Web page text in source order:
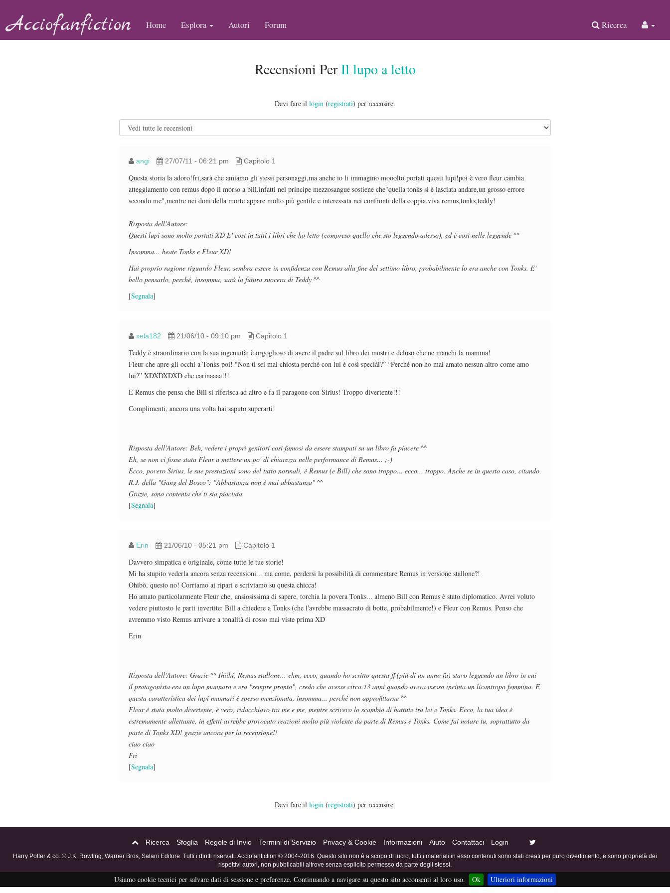
Acciofanfiction Home Esplora Autori Forum Ricerca
Recensioni PerIl lupo a letto
Devi fare il login (registrati) per recensire.
angi 27/07/11 - 06:21 pm Capitolo 1
Questa storia la adoro!fri,sarà che amiamo gli stessi personaggi,ma anche io li immagino mooolto portati questi lupi!poi è vero fleur cambia
atteggiamento con remus dopo il morso a bill.infatti nel principe mezzosangue sostiene che"quella tonks si è lasciata andare,un grosso errore
secondo me",mentre nei doni della morte appare molto più gentile e interessata nei confronti della coppia.viva remus,tonks,teddy!
Risposta dell'Autore:
Questi lupi sono molto portati XD E' così in tutti i libri che ho letto (compreso quello che sto leggendo adesso), ed è così nelle leggende ^^
Insomma... beate Tonks e Fleur XD!
Hai proprio ragione riguardo Fleur, sembra essere in confidenza con Remus alla fine del settimo libro, probabilmente lo era anche con Tonks. E'
bello pensarlo, perché, insomma, sarà la futura suocera di Teddy ^^
[Segnala]
xela182 21/06/10 - 09:10 pm Capitolo 1
Teddy è straordinario con la sua ingenuità; è orgoglioso di avere il padre sul libro dei mostri e deluso che ne manchi la mamma!
Fleur che apre gli occhi a Tonks poi! "Non ti sei mai chiosta perché con lui è così speciàl?” “Perché non ho mai amato nessun altro come amo
lui?” XDXDXDXD che carinaaaa!!!
E Remus che pensa che Bill si riferisca ad altro e fa il paragone con Sirius! Troppo divertente!!!
Complimenti, ancora una volta hai saputo superarti!
Risposta dell'Autore: Beh, vedere i propri genitori così famosi da essere stampati su un libro fa piacere ^^
Eh, se non ci fosse stata Fleur a mettere un po' di chiarezza nelle performance di Remus... ;-)
Ecco, povero Sirius, le sue prestazioni sono del tutto normali, è Remus (e Bill) che sono troppo... ecco... troppo. Anche se in questo caso, citando
R.J. della "Gang del Bosco": "Abbastanza non è mai abbastanza" ^^
Grazie, sono contenta che ti sia piaciuta.
[Segnala]
Erin 21/06/10 - 05:21 pm Capitolo 1
Davvero simpatica e originale, come tutte le tue storie!
Mi ha stupito vederla ancora senza recensioni... ma come, perdersi la possibilità di commentare Remus in versione stallone?!
Ohibò, questo no! Corriamo ai ripari e scriviamo su questa chicca!
Ho amato particolarmente Fleur che, ansiosissima di sapere, torchia la povera Tonks... almeno Bill con Remus è stato diplomatico. Avrei voluto
vedere piuttosto le parti invertite: Bill a chiedere a Tonks (che l'avrebbe massacrato di botte, probabilmente!) e Fleur con Remus. Penso che
avremmo visto Remus arrivare a tonalità di rosso mai viste prima XD
Erin
Risposta dell'Autore: Grazie ^^ Ihiihi, Remus stallone... ehm, ecco, quando ho scritto questa ff (più di un anno fa) stavo leggendo un libro in cui
il protagonista era un lupo mannaro e era "sempre pronto", credo che avesse circa 13 anni quando aveva messo incinta un licantropo femmina. E
questa caratteristica dei lupi mannari è spesso menzionata, insomma... perché non approfittarne ^^
Fleur è stata molto divertente, è vero, ridacchiavo tra me e me, mentre scrivevo lo scambio di battute tra lei e Tonks. Ecco, la tua idea è
estremamente allettante, in effetti avrebbe provocato reazioni molto più violente da parte di Remus e Tonks. Come fai notare tu, soprattutto da
parte di Tonks XD! grazie ancora per la recensione!!
ciao ciao
Fri
[Segnala]
Devi fare il login (registrati) per recensire.
Ricerca Sfoglia Regole di Invio Termini di Servizio Privacy & Cookie Informazioni Aiuto Contattaci Login
Harry Potter & co. © J.K. Rowling, Warner Bros, Salani Editore. Tutti i diritti riservati. Acciofanfiction © 2004-2016. Questo sito non è a scopo di lucro, tutti i materiali in esso contenuti sono stati creati per puro divertimento, e sono proprietà dei
rispettivi autori, non pubblicabili altrove senza esplicito permesso da parte degli stessi.
eFiction
Credits
Usiamo cookie tecnici per salvare dati di sessione e preferenze. Continuando a navigare su questo sito acconsenti al loro uso. Ok Ulteriori informazioni